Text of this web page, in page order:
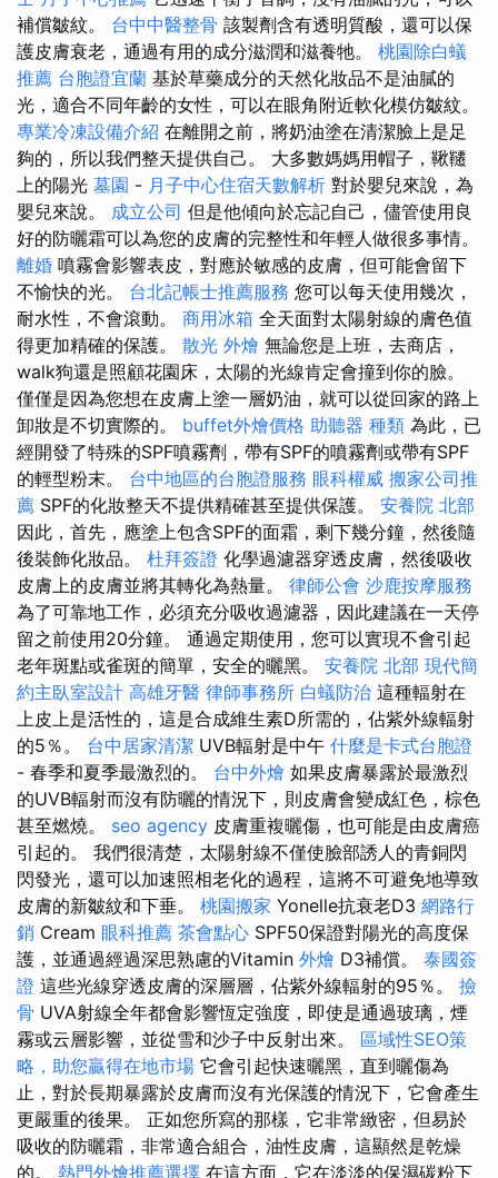
補償皺紋。 台中中醫整骨 該製劑含有透明質酸，還可以保
護皮膚衰老，通過有用的成分滋潤和滋養牠。 桃園除白蟻
推薦 台胞證宜蘭 基於草藥成分的天然化妝品不是油膩的
光，適合不同年齡的女性，可以在眼角附近軟化模仿皺紋。
專業冷凍設備介紹 在離開之前，將奶油塗在清潔臉上是足
夠的，所以我們整天提供自己。 大多數媽媽用帽子，鞦韆
上的陽光 墓園 - 月子中心住宿天數解析 對於嬰兒來說，為
嬰兒來說。 成立公司 但是他傾向於忘記自己，儘管使用良
好的防曬霜可以為您的皮膚的完整性和年輕人做很多事情。
離婚 噴霧會影響表皮，對應於敏感的皮膚，但可能會留下
不愉快的光。 台北記帳士推薦服務 您可以每天使用幾次，
耐水性，不會滾動。 商用冰箱 全天面對太陽射線的膚色值
得更加精確的保護。 散光 外燴 無論您是上班，去商店，
walk狗還是照顧花園床，太陽的光線肯定會撞到你的臉。
僅僅是因為您想在皮膚上塗一層奶油，就可以從回家的路上
卸妝是不切實際的。 buffet外燴價格 助聽器 種類 為此，已
經開發了特殊的SPF噴霧劑，帶有SPF的噴霧劑或帶有SPF
的輕型粉末。 台中地區的台胞證服務 眼科權威 搬家公司推
薦 SPF的化妝整天不提供精確甚至提供保護。 安養院 北部
因此，首先，應塗上包含SPF的面霜，剩下幾分鐘，然後隨
後裝飾化妝品。 杜拜簽證 化學過濾器穿透皮膚，然後吸收
皮膚上的皮膚並將其轉化為熱量。 律師公會 沙鹿按摩服務
為了可靠地工作，必須充分吸收過濾器，因此建議在一天停
留之前使用20分鐘。 通過定期使用，您可以實現不會引起
老年斑點或雀斑的簡單，安全的曬黑。 安養院 北部 現代簡
約主臥室設計 高雄牙醫 律師事務所 白蟻防治 這種輻射在
上皮上是活性的，這是合成維生素D所需的，佔紫外線輻射
的5％。 台中居家清潔 UVB輻射是中午 什麼是卡式台胞證
- 春季和夏季最激烈的。 台中外燴 如果皮膚暴露於最激烈
的UVB輻射而沒有防曬的情況下，則皮膚會變成紅色，棕色
甚至燃燒。 seo agency 皮膚重複曬傷，也可能是由皮膚癌
引起的。 我們很清楚，太陽射線不僅使臉部誘人的青銅閃
閃發光，還可以加速照相老化的過程，這將不可避免地導致
皮膚的新皺紋和下垂。 桃園搬家 Yonelle抗衰老D3 網路行
銷 Cream 眼科推薦 茶會點心 SPF50保證對陽光的高度保
護，並通過經過深思熟慮的Vitamin 外燴 D3補償。 泰國簽
證 這些光線穿透皮膚的深層層，佔紫外線輻射的95％。 撿
骨 UVA射線全年都會影響恆定強度，即使是通過玻璃，煙
霧或云層影響，並從雪和沙子中反射出來。 區域性SEO策
略，助您贏得在地市場 它會引起快速曬黑，直到曬傷為
止，對於長期暴露於皮膚而沒有光保護的情況下，它會產生
更嚴重的後果。 正如您所寫的那樣，它非常緻密，但易於
吸收的防曬霜，非常適合組合，油性皮膚，這顯然是乾燥
的。 熱門外燴推薦選擇 在這方面，它在淡淡的保濕碳粉下